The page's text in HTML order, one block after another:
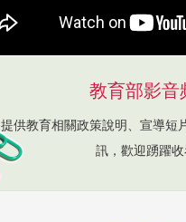
教育部影音
提供教育相關政策說明、宣導短
訊，歡迎踴躍收